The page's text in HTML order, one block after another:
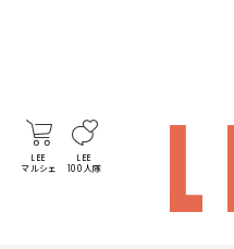
LEE
マルシェ
LEE
100人隊